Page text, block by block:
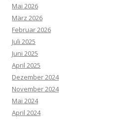
Mai 2026
März 2026
Februar 2026
Juli 2025
Juni 2025
April 2025
Dezember 2024
November 2024
Mai 2024
April 2024